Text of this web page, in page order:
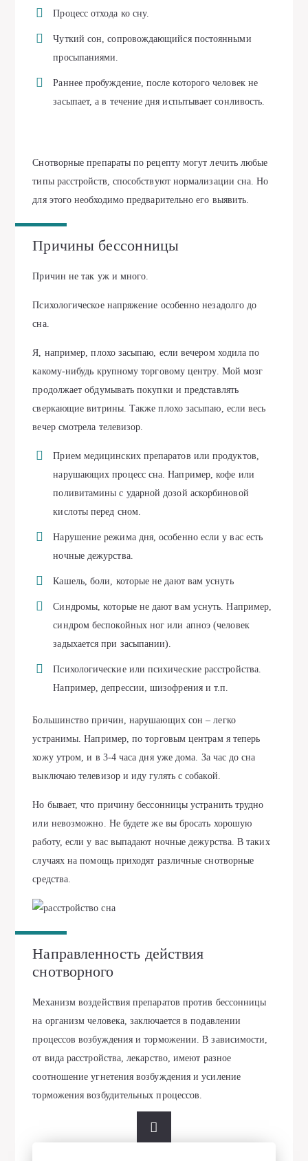
Процесс отхода ко сну.
Чуткий сон, сопровождающийся постоянными
просыпаниями.
Раннее пробуждение, после которого человек не
засыпает, а в течение дня испытывает сонливость.
Снотворные препараты по рецепту могут лечить любые
типы расстройств, способствуют нормализации сна. Но
для этого необходимо предварительно его выявить.
Причины бессонницы
Причин не так уж и много.
Психологическое напряжение особенно незадолго до
сна.
Я, например, плохо засыпаю, если вечером ходила по
какому-нибудь крупному торговому центру. Мой мозг
продолжает обдумывать покупки и представлять
сверкающие витрины. Также плохо засыпаю, если весь
вечер смотрела телевизор.
Прием медицинских препаратов или продуктов,
нарушающих процесс сна. Например, кофе или
поливитамины с ударной дозой аскорбиновой
кислоты перед сном.
Нарушение режима дня, особенно если у вас есть
ночные дежурства.
Кашель, боли, которые не дают вам уснуть
Синдромы, которые не дают вам уснуть. Например,
синдром беспокойных ног или апноэ (человек
задыхается при засыпании).
Психологические или психические расстройства.
Например, депрессии, шизофрения и т.п.
Большинство причин, нарушающих сон – легко
устранимы. Например, по торговым центрам я теперь
хожу утром, и в 3-4 часа дня уже дома. За час до сна
выключаю телевизор и иду гулять с собакой.
Но бывает, что причину бессонницы устранить трудно
или невозможно. Не будете же вы бросать хорошую
работу, если у вас выпадают ночные дежурства. В таких
случаях на помощь приходят различные снотворные
средства.
Направленность действия
снотворного
Механизм воздействия препаратов против бессонницы
на организм человека, заключается в подавлении
процессов возбуждения и торможении. В зависимости,
от вида расстройства, лекарство, имеют разное
соотношение угнетения возбуждения и усиление
торможения возбудительных процессов.